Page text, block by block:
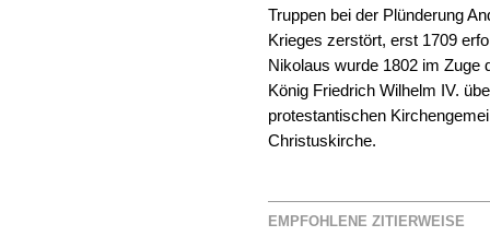
Truppen bei der Plünderung
Krieges zerstört, erst 1709
Nikolaus wurde 1802 im Zuge
König Friedrich Wilhelm IV.
protestantischen
Christuskirche.
EMPFOHLENE ZITIERWEISE